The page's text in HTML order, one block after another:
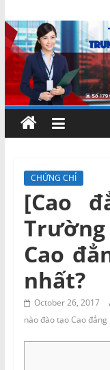
to
content
Chứng
chỉ
ngắn
hạn
–
Đào
và
Tư
vấn
CHỨNG CHỈ
[Cao
Cao
nhất?
October 26, 2017
nào đào tạo Cao